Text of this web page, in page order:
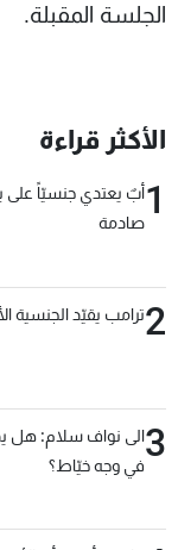
الجلسة المقبلة.
الأكثر قراءة
1أبٌ يعتدي جنسيّاً على
صادمة
2ترامب يقيّد الجنسية
3الى نواف سلام: هل
في وجه خيّاط؟